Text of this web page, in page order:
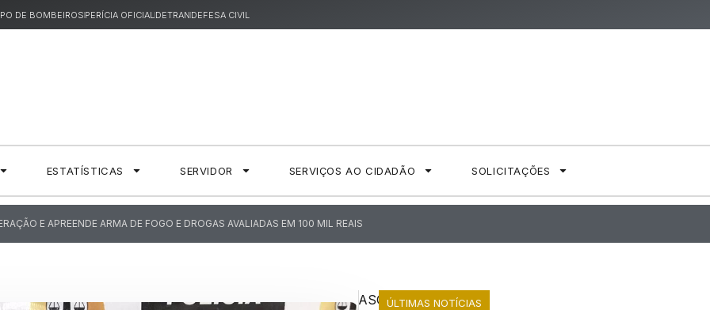
DE BOMBEIROSPERÍCIA OFICIALDETRANDEFESA CIVIL
ESTATÍSTICAS SERVIDOR SERVIÇOS AO CIDADÃO SOLICITAÇÕES
E APREENDE ARMA DE FOGO E DROGAS AVALIADAS EM 100 MIL REAIS
ASCOMÚLTIMAS NOTÍCIAS